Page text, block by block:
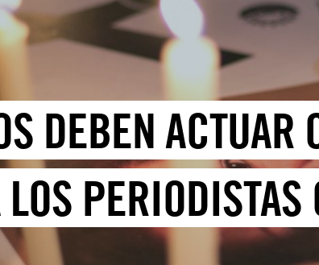
DEBEN ACTUAR
PERIODISTAS